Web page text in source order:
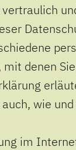
mit denen
wie
im